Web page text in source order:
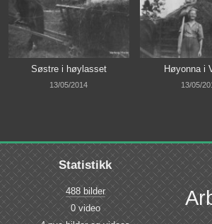
Søstre i høylasset
13/05/2014
Høyonna i
13/05/
Statistikk
488 bilder
0 video